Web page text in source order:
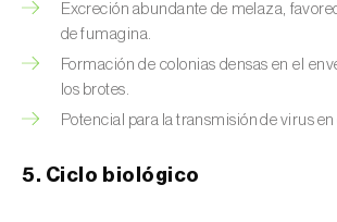
Cecidomía destructora (
destructor )
Ceutorrinco de la col (
quadridens)
Ceutorrinco de los nabos (
Excreción abundante de melaza,
de fumagina.
Formación de colonias densas en el
los brotes.
Potencial para la transmisión de virus
5. Ciclo biológico